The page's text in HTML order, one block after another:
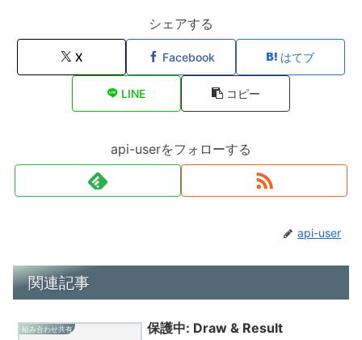
シェアする
X Facebook はてブ
LINE コピー
api-userをフォローする
api-user
関連記事
組み合わせ共有 保護中: Draw & Result